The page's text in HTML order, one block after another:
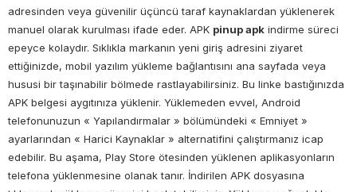
adresinden veya güvenilir üçüncü taraf kaynaklardan yüklenerek
manuel olarak kurulması ifade eder. APK pinup apk indirme süreci
epeyce kolaydır. Sıklıkla markanın yeni giriş adresini ziyaret
ettiğinizde, mobil yazılım yükleme bağlantısını ana sayfada veya
hususi bir taşınabilir bölmede rastlayabilirsiniz. Bu linke bastığınızda
APK belgesi aygıtınıza yüklenir. Yüklemeden evvel, Android
telefonunuzun « Yapılandırmalar » bölümündeki « Emniyet »
ayarlarından « Harici Kaynaklar » alternatifini çalıştırmanız icap
edebilir. Bu aşama, Play Store ötesinden yüklenen aplikasyonların
telefona yüklenmesine olanak tanır. İndirilen APK dosyasına